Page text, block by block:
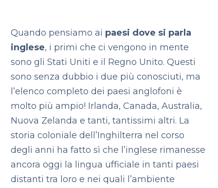
Quando pensiamo ai paesi dove si parla
inglese, i primi che ci vengono in mente
sono gli Stati Uniti e il Regno Unito. Questi
sono senza dubbio i due più conosciuti, ma
l’elenco completo dei paesi anglofoni è
molto più ampio! Irlanda, Canada, Australia,
Nuova Zelanda e tanti, tantissimi altri. La
storia coloniale dell’Inghilterra nel corso
degli anni ha fatto sì che l’inglese rimanesse
ancora oggi la lingua ufficiale in tanti paesi
distanti tra loro e nei quali l’ambiente